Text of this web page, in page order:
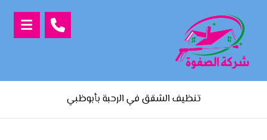
تنظيف الشقق في الرحبة بأبوظبي